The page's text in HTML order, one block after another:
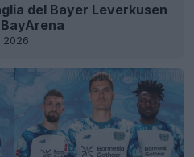
del Bayer Leverkusen
2026